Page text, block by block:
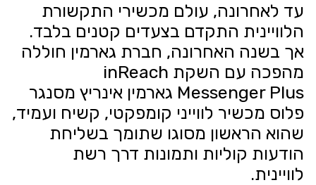
עד לאחרונה, עולם מכשירי התקשורת
הלוויינית התקדם בצעדים קטנים בלבד.
אך בשנה האחרונה, חברת גארמין חוללה
מהפכה עם השקת inReach
Messenger Plus גארמין אינריץ מסנגר
פלוס מכשיר לווייני קומפקטי, קשיח ועמיד,
שהוא הראשון מסוגו שתומך בשליחת
הודעות קוליות ותמונות דרך רשת
לוויינית.